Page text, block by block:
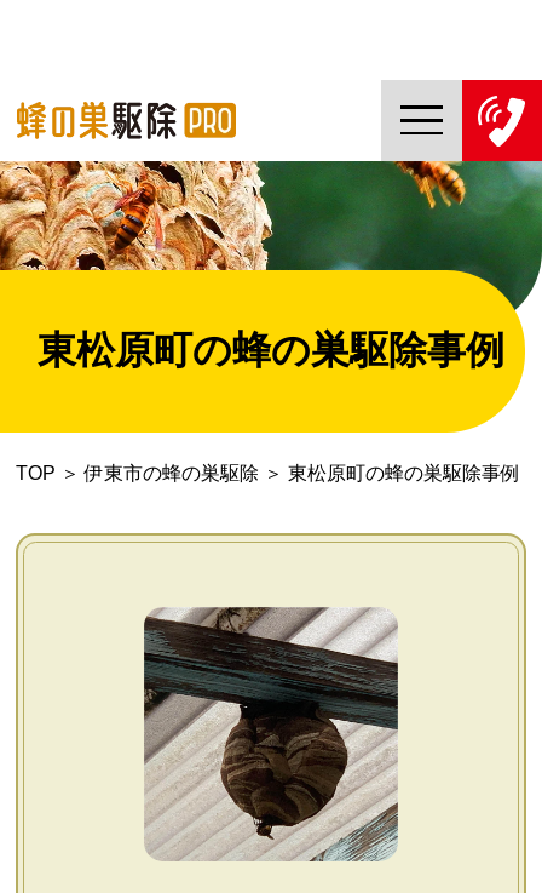
TOP
蜂の巣駆除PROについて
蜂の巣駆除ご依頼の流れ
対応エリア一覧
会社概要
お問い合わせ
個人情報保護方針
東松原町の蜂の巣駆除事例
TOP ＞伊東市の蜂の巣駆除 ＞ 東松原町の蜂の巣駆除事例